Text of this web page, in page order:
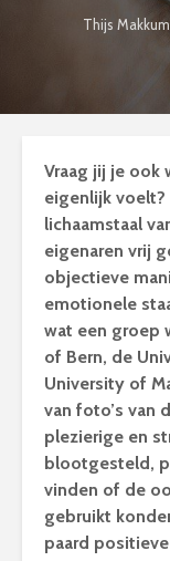
Thijs Makkum
Vraag jij je ook
eigenlijk
lichaamstaal
eigenaren vrij
objectieve
emotionele
wat een groep
of Bern, de
University of
van foto’s van
plezierige en
blootgesteld,
vinden of de
gebruikt
paard